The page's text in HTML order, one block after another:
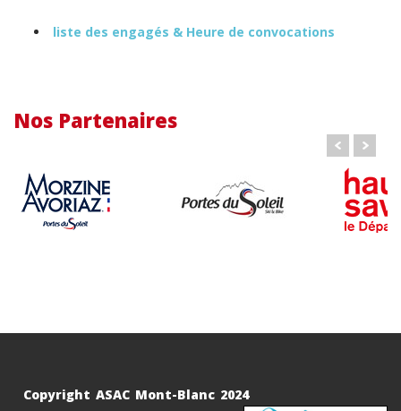
liste des engagés & Heure de convocations
Nos Partenaires
Copyright ASAC Mont-Blanc 2024